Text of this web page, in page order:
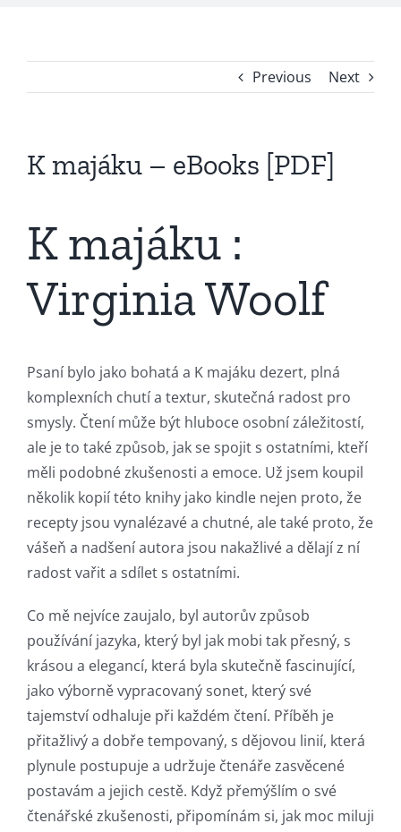
Previous Next
K majáku – eBooks [PDF]
K majáku :
Virginia Woolf
Psaní bylo jako bohatá a K majáku dezert, plná
komplexních chutí a textur, skutečná radost pro
smysly. Čtení může být hluboce osobní záležitostí,
ale je to také způsob, jak se spojit s ostatními, kteří
měli podobné zkušenosti a emoce. Už jsem koupil
několik kopií této knihy jako kindle nejen proto, že
recepty jsou vynalézavé a chutné, ale také proto, že
vášeň a nadšení autora jsou nakažlivé a dělají z ní
radost vařit a sdílet s ostatními.
Co mě nejvíce zaujalo, byl autorův způsob
používání jazyka, který byl jak mobi tak přesný, s
krásou a elegancí, která byla skutečně fascinující,
jako výborně vypracovaný sonet, který své
tajemství odhaluje při každém čtení. Příběh je
přitažlivý a dobře tempovaný, s dějovou linií, která
plynule postupuje a udržuje čtenáře zasvěcené
postavám a jejich cestě. Když přemýšlím o své
čtenářské zkušenosti, připomínám si, jak moc miluji